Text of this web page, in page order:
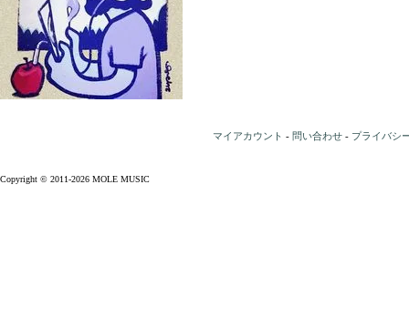
マイアカウント - 問い合わせ - プライバシ
Copyright © 2011-2026 MOLE MUSIC